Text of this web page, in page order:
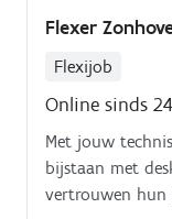
Flexer
Flexijob
Online sinds
Met jouw
bijstaan met
vertrouwen hun